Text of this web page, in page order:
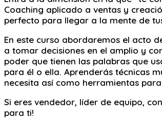
Coaching aplicado a ventas y
perfecto para llegar a la mente de
En este curso abordaremos el acto
a tomar decisiones en el amplio y
poder que tienen las palabras que
para él o ella. Aprenderás técnicas
necesita así como herramientas
Si eres vendedor, líder de equipo,
para ti!